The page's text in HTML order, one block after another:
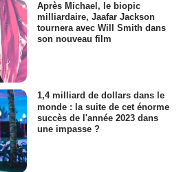
Après Michael, le biopic
milliardaire, Jaafar Jackson
tournera avec Will Smith dans
son nouveau film
1,4 milliard de dollars dans le
monde : la suite de cet énorme
succès de l'année 2023 dans
une impasse ?